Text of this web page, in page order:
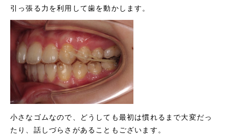
引っ張る力を利用して歯を動かします。
小さなゴムなので、どうしても最初は慣れるまで大変だっ
たり、話しづらさがあることもございます。